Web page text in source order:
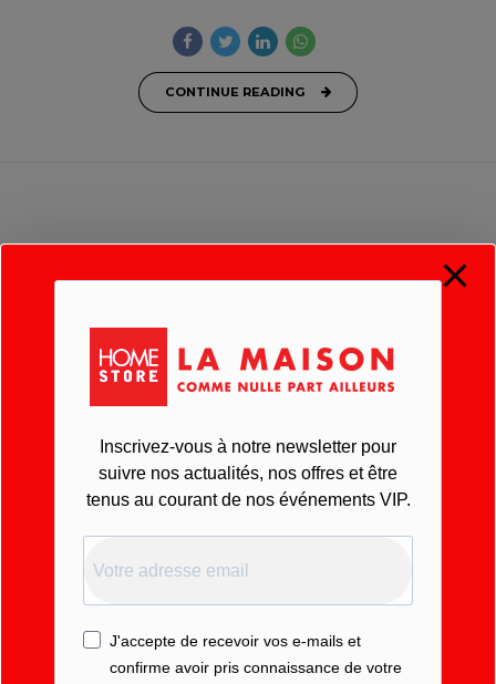
CONTINUE READING
Abonnez-vous à notre newsletter !
Inscrivez-vous à notre newsletter pour
suivre nos actualités, nos offres et être
tenus au courant de nos événements VIP.
J'accepte de recevoir vos e-mails et
confirme avoir pris connaissance de votre